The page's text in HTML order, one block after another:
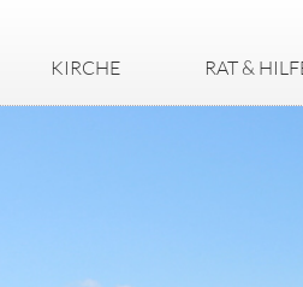
KIRCHE RAT &